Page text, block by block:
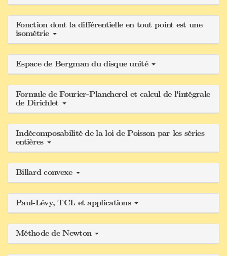
Fonction dont la différentielle en tout point est une
isométrie
Espace de Bergman du disque unité
Formule de Fourier-Plancherel et calcul de l'intégrale
de Dirichlet
Indécomposabilité de la loi de Poisson par les séries
entières
Billard convexe
Paul-Lévy, TCL et applications
Méthode de Newton